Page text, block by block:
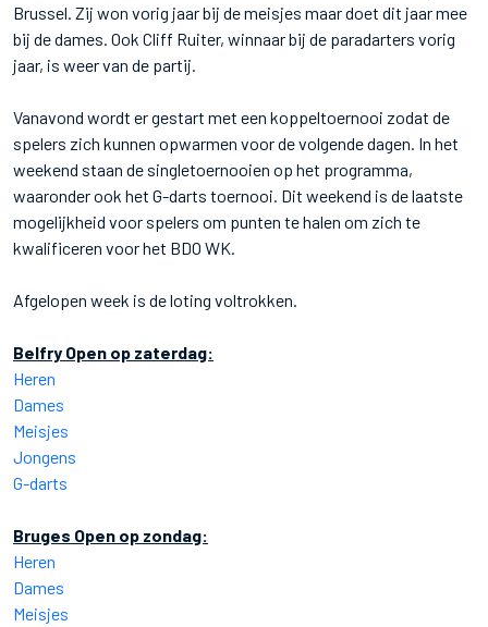
Brussel. Zij won vorig jaar bij de meisjes maar doet dit jaar mee
bij de dames. Ook Cliff Ruiter, winnaar bij de paradarters vorig
jaar, is weer van de partij.
Vanavond wordt er gestart met een koppeltoernooi zodat de
spelers zich kunnen opwarmen voor de volgende dagen. In het
weekend staan de singletoernooien op het programma,
waaronder ook het G-darts toernooi. Dit weekend is de laatste
mogelijkheid voor spelers om punten te halen om zich te
kwalificeren voor het BDO WK.
Afgelopen week is de loting voltrokken.
Belfry Open op zaterdag:
Heren
Dames
Meisjes
Jongens
G-darts
Bruges Open op zondag:
Heren
Dames
Meisjes